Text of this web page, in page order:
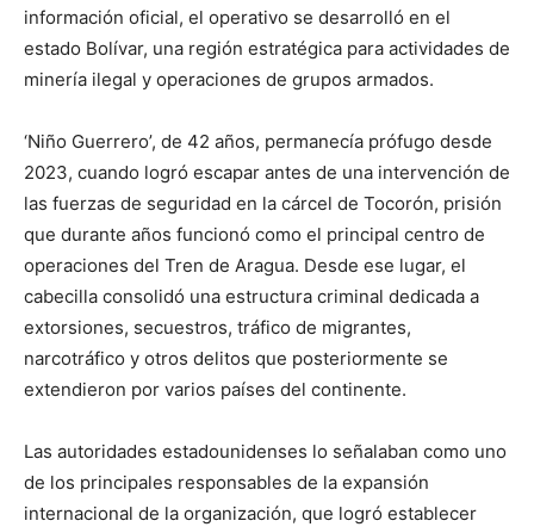
información oficial, el operativo se desarrolló en el
estado Bolívar, una región estratégica para actividades de
minería ilegal y operaciones de grupos armados.
‘Niño Guerrero’, de 42 años, permanecía prófugo desde
2023, cuando logró escapar antes de una intervención de
las fuerzas de seguridad en la cárcel de Tocorón, prisión
que durante años funcionó como el principal centro de
operaciones del Tren de Aragua. Desde ese lugar, el
cabecilla consolidó una estructura criminal dedicada a
extorsiones, secuestros, tráfico de migrantes,
narcotráfico y otros delitos que posteriormente se
extendieron por varios países del continente.
Las autoridades estadounidenses lo señalaban como uno
de los principales responsables de la expansión
internacional de la organización, que logró establecer